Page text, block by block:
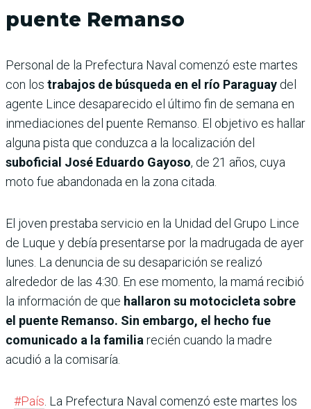
puente Remanso
Personal de la Prefectura Naval comenzó este martes
con los trabajos de búsqueda en el río Paraguay del
agente Lince desaparecido el último fin de semana en
inmediaciones del puente Remanso. El objetivo es hallar
alguna pista que conduzca a la localización del
suboficial José Eduardo Gayoso, de 21 años, cuya
moto fue abandonada en la zona citada.
El joven prestaba servicio en la Unidad del Grupo Lince
de Luque y debía presentarse por la madrugada de ayer
lunes. La denuncia de su desaparición se realizó
alrededor de las 4:30. En ese momento, la mamá recibió
la información de que hallaron su motocicleta sobre
el puente Remanso. Sin embargo, el hecho fue
comunicado a la familia recién cuando la madre
acudió a la comisaría.
#País . La Prefectura Naval comenzó este martes los